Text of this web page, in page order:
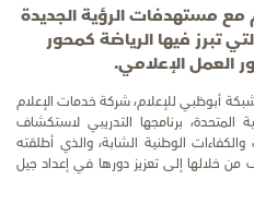
الرؤية الجديدة
تبرز فيها الرياضة كمحور
الإعلامي.
أبوظبي للإعلام، شركة خدمات الإعلام
المتحدة، برنامجها التدريبي لاستكشاف
الوطنية الشابة، والذي أطلقته
خلالها إلى تعزيز دورها في إعداد جيل